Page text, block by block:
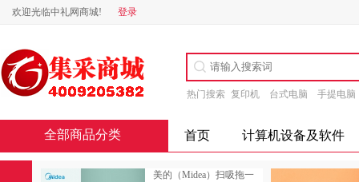
欢迎光临中礼网商城! 登录
热门搜索 复印机 台式电脑 手提电脑
全部商品分类 首页 计算机设备及软件
美的（Midea）扫吸拖一